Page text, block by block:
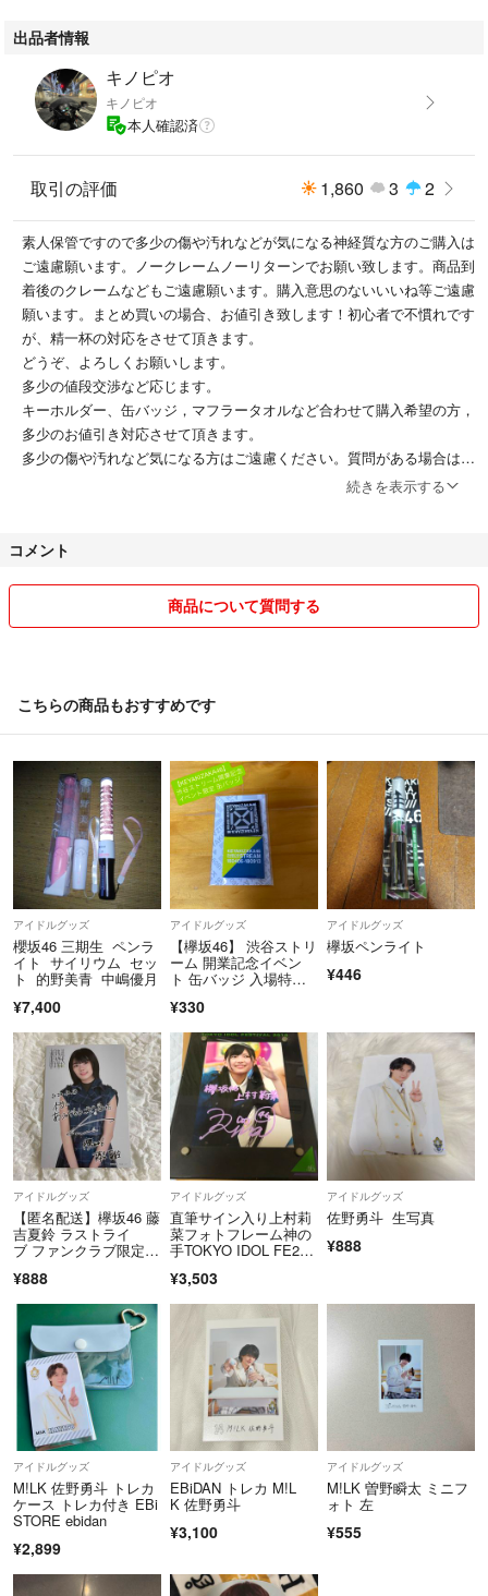
出品者情報
キノピオ
キノピオ
本人確認済
取引の評価 1,860 3 2
素人保管ですので多少の傷や汚れなどが気になる神経質な方のご購入は
ご遠慮願います。ノークレームノーリターンでお願い致します。商品到
着後のクレームなどもご遠慮願います。購入意思のないいいね等ご遠慮
願います。まとめ買いの場合、お値引き致します！初心者で不慣れです
が、精一杯の対応をさせて頂きます。
どうぞ、よろしくお願いします。
多少の値段交渉など応じます。
キーホルダー、缶バッジ，マフラータオルなど合わせて購入希望の方，
多少のお値引き対応させて頂きます。
多少の傷や汚れなど気になる方はご遠慮ください。質問がある場合は購
に悪いという評価をされております。
Can★Do様専用とは今後の取引は致しません。
そしてプロフィールの欄に記載してありますように多少の傷や汚れが気
質問は購入前までにお願いします。
増えてますが良識のあるコメントをお願い致します。
こちらが非常識だと判断した場合はコメントをすぐ削除します。
購入意思のない，いいね等はご遠慮願います。
ノークレーム、ノーリターンでお願い致します。
続きを表示する
コメント
商品について質問する
こちらの商品もおすすめです
アイドルグッズ
櫻坂46 三期生 ペンラ
イト サイリウム セッ
ト 的野美青 中嶋優月
¥7,400
アイドルグッズ
【欅坂46】 渋谷ストリ
ーム 開業記念イベン
ト 缶バッジ 入場特
¥330
アイドルグッズ
欅坂ペンライト
¥446
アイドルグッズ
【匿名配送】欅坂46 藤
吉夏鈴 ラストライ
ブ ファンクラブ限定特
¥888
アイドルグッズ
直筆サイン入り上村莉
菜フォトフレーム神の
手TOKYO IDOL FE201
¥3,503
アイドルグッズ
佐野勇斗 生写真
¥888
アイドルグッズ
M!LK 佐野勇斗 トレカ
ケース トレカ付き EBi
STORE ebidan
¥2,899
アイドルグッズ
EBiDAN トレカ M!L
K 佐野勇斗
¥3,100
アイドルグッズ
M!LK 曽野瞬太 ミニフ
ォト 左
¥555